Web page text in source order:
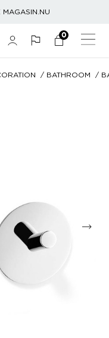
MAGASIN.NU
0
BATHROOM